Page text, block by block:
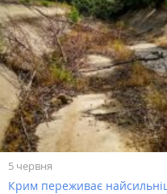
5 червня
Крим переживає